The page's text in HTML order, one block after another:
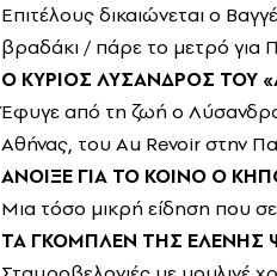
Επιτέλους δικαιώνεται ο
βραδάκι / πάρε το μετρό για
Ο ΚΥΡΙΟΣ ΛΥΣΑΝΔΡΟΣ ΤΟΥ
Έφυγε από τη ζωή ο
Αθήνας, του Au Revoir στην
AΝΟΙΞΕ ΓΙΑ ΤΟ ΚΟΙΝΟ Ο
Μια τόσο μικρή είδηση που σε
ΤΑ ΓΚΟΜΠΛΕΝ ΤΗΣ ΕΛΕΝΗΣ